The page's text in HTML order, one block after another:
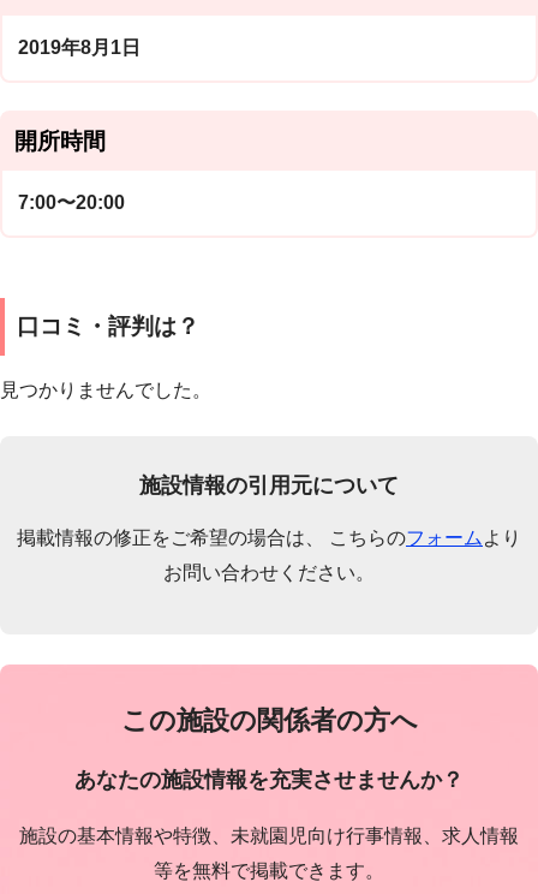
2019年8月1日
開所時間
7:00〜20:00
口コミ・評判は？
見つかりませんでした。
施設情報の引用元について
掲載情報の修正をご希望の場合は、 こちらのフォーム より
お問い合わせください。
この施設の関係者の方へ
あなたの施設情報を充実させませんか？
施設の基本情報や特徴、未就園児向け行事情報、求人情報
等を無料で掲載できます。